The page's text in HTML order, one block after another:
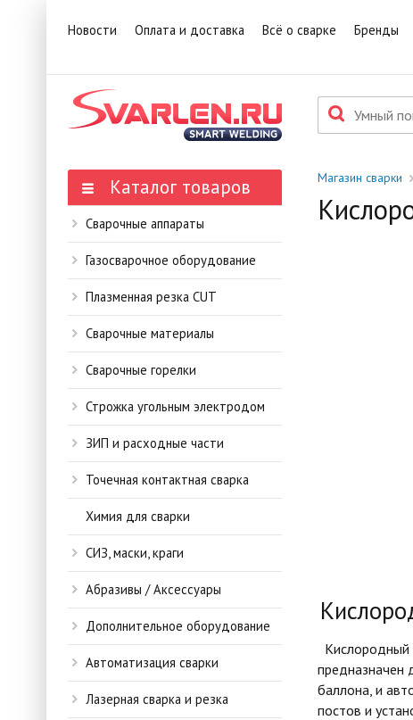
Товар
Новости Оплата и доставка Всё о сварке Бренды
Каталог товаров
Сварочные аппараты
Газосварочное оборудование
Плазменная резка CUT
Сварочные материалы
Сварочные горелки
Строжка угольным электродом
ЗИП и расходные части
Точечная контактная сварка
Химия для сварки
СИЗ, маски, краги
Абразивы / Аксессуары
Дополнительное оборудование
Автоматизация сварки
Лазерная сварка и резка
Магазин сварки
Кислородный
предназначен
баллона, и
постов и